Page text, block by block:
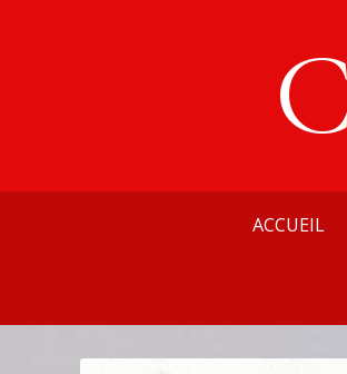
ACCUEIL